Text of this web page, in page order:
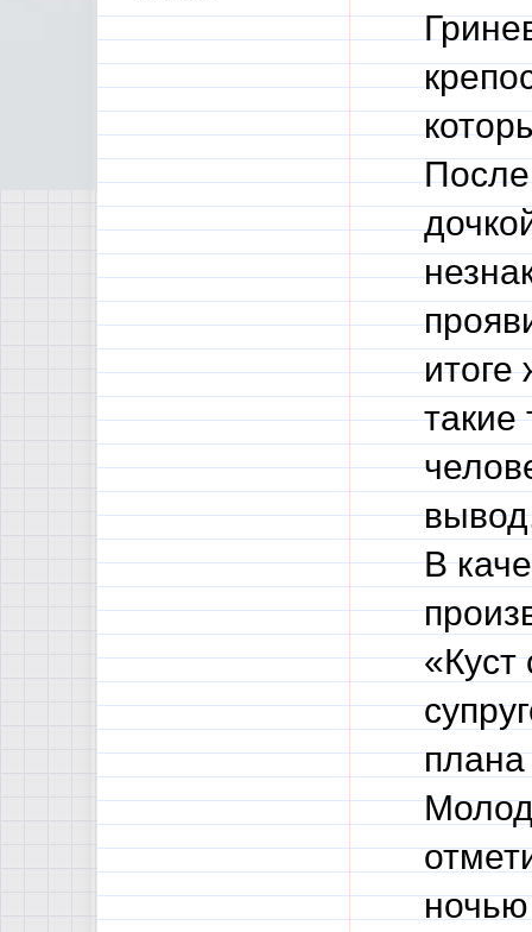
итоге
В
«Куст
плана
ночью